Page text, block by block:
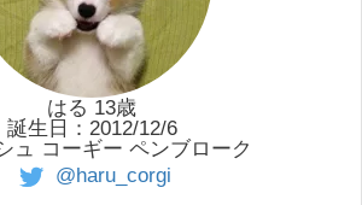
はる 13歳
誕生日：2012/12/6
ュ コーギー ペンブローク
@haru_corgi